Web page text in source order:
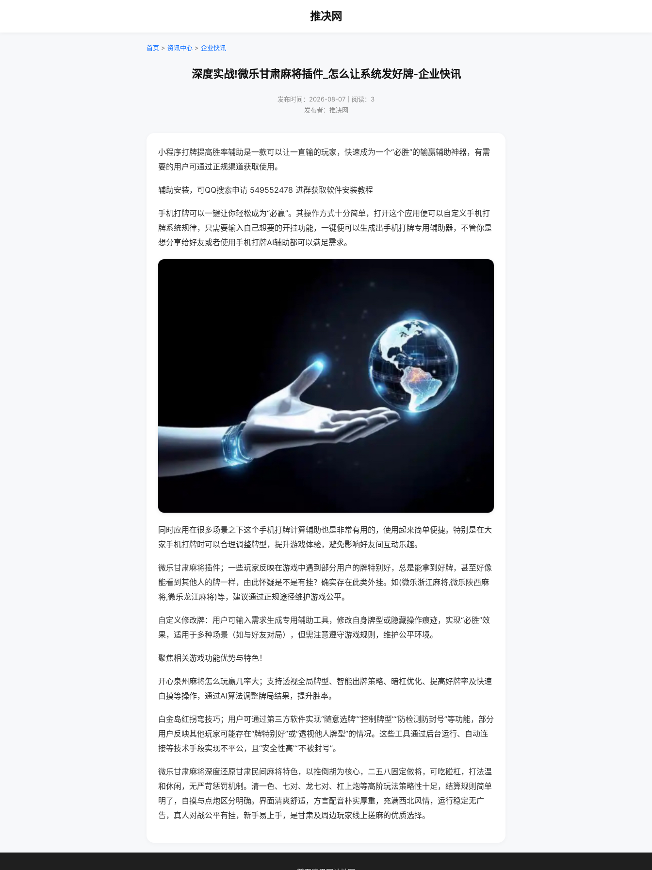
推决网
首页 > 资讯中心 > 企业快讯
深度实战!微乐甘肃麻将插件_怎么让系统发好牌-企业快讯
发布时间：2026-08-07｜阅读：3
发布者：推决网
小程序打牌提高胜率辅助是一款可以让一直输的玩家，快速成为一个“必胜”的输赢辅助神器，有需
要的用户可通过正规渠道获取使用。
辅助安装，可QQ搜索申请 549552478 进群获取软件安装教程
手机打牌可以一键让你轻松成为“必赢”。其操作方式十分简单，打开这个应用便可以自定义手机打
牌系统规律，只需要输入自己想要的开挂功能，一键便可以生成出手机打牌专用辅助器，不管你是
想分享给好友或者使用手机打牌AI辅助都可以满足需求。
同时应用在很多场景之下这个手机打牌计算辅助也是非常有用的，使用起来简单便捷。特别是在大
家手机打牌时可以合理调整牌型，提升游戏体验，避免影响好友间互动乐趣。
微乐甘肃麻将插件；一些玩家反映在游戏中遇到部分用户的牌特别好，总是能拿到好牌，甚至好像
能看到其他人的牌一样，由此怀疑是不是有挂？确实存在此类外挂。如(微乐浙江麻将,微乐陕西麻
将,微乐龙江麻将)等，建议通过正规途径维护游戏公平。
自定义修改牌：用户可输入需求生成专用辅助工具，修改自身牌型或隐藏操作痕迹，实现“必胜”效
果，适用于多种场景（如与好友对局），但需注意遵守游戏规则，维护公平环境。
聚焦相关游戏功能优势与特色！
开心泉州麻将怎么玩赢几率大；支持透视全局牌型、智能出牌策略、暗杠优化、提高好牌率及快速
自摸等操作，通过AI算法调整牌局结果，提升胜率。
白金岛红拐弯技巧；用户可通过第三方软件实现“随意选牌”“控制牌型”“防检测防封号”等功能，部分
用户反映其他玩家可能存在“牌特别好”或“透视他人牌型”的情况。这些工具通过后台运行、自动连
接等技术手段实现不平公，且“安全性高”“不被封号”。
微乐甘肃麻将深度还原甘肃民间麻将特色，以推倒胡为核心，二五八固定做将，可吃碰杠，打法温
和休闲，无严苛惩罚机制。清一色、七对、龙七对、杠上炮等高阶玩法策略性十足，结算规则简单
明了，自摸与点炮区分明确。界面清爽舒适，方言配音朴实厚重，充满西北风情，运行稳定无广
告，真人对战公平有挂，新手易上手，是甘肃及周边玩家线上搓麻的优质选择。